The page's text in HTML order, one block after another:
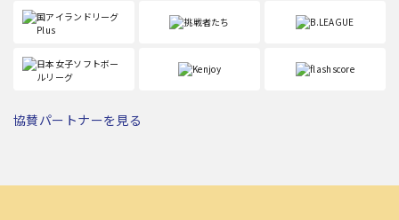
協賛パートナーを見る